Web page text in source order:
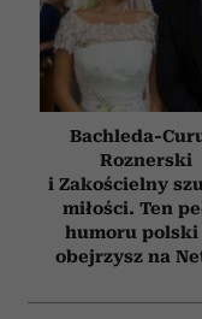
Bachleda-
Roznerski
i Zakościelny
miłości. Ten
humoru
obejrzysz na